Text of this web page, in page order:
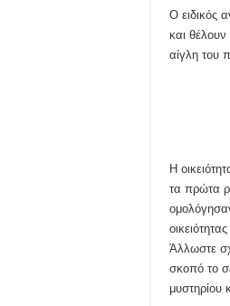
Ο ειδικός
και
αίγλη του
Η
τα πρώτα
Άλλωστε
σκοπό το
μυστηρίου